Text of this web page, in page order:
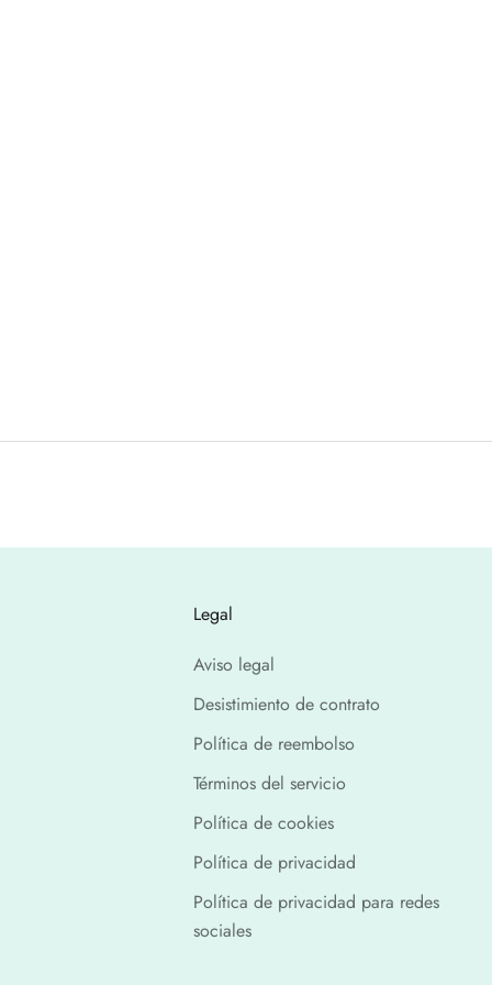
Legal
Aviso legal
Desistimiento de contrato
Política de reembolso
Términos del servicio
Política de cookies
Política de privacidad
Política de privacidad para redes
sociales